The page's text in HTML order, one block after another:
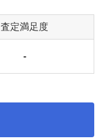
査定満足度
-